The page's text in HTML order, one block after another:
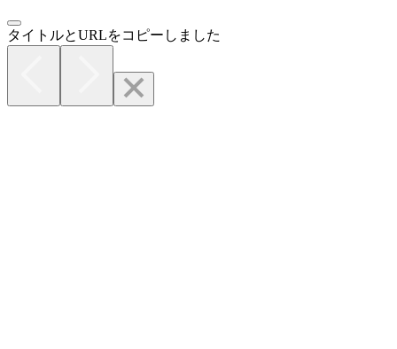
タイトルとURLをコピーしました